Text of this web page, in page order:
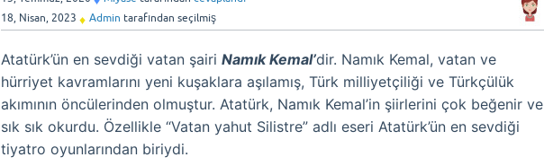
18, Nisan, 2023 ♦ Admin tarafından seçilmiş
Atatürk’ün en sevdiği vatan şairi Namık Kemal’dir. Namık Kemal, vatan ve
hürriyet kavramlarını yeni kuşaklara aşılamış, Türk milliyetçiliği ve Türkçülük
akımının öncülerinden olmuştur. Atatürk, Namık Kemal’in şiirlerini çok beğenir ve
sık sık okurdu. Özellikle “Vatan yahut Silistre” adlı eseri Atatürk’ün en sevdiği
tiyatro oyunlarından biriydi.